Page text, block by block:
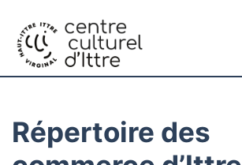
Répertoire des